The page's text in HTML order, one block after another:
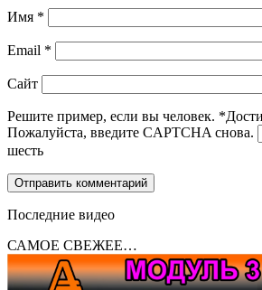
Имя *
Email *
Сайт
Решите пример, если вы человек. *
Пожалуйста, введите CAPTCHA снова.
шесть
Последние видео
САМОЕ СВЕЖЕЕ…